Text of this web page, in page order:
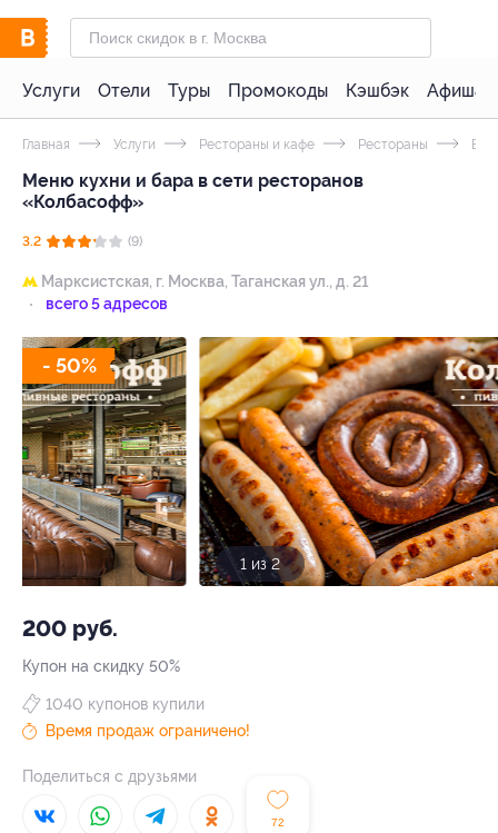
Услуги Отели Туры Промокоды Кэшбэк Афиша
Главная Услуги Рестораны и кафе Рестораны
Меню кухни и бара в сети ресторанов
«Колбасофф»
3.2 (9)
Марксистская, г. Москва, Таганская ул., д. 21
всего 5 адресов
- 50%
1 из 2
200 руб.
Купон на скидку 50%
72
1040 купонов купили
Время продаж ограничено!
Поделиться с друзьями